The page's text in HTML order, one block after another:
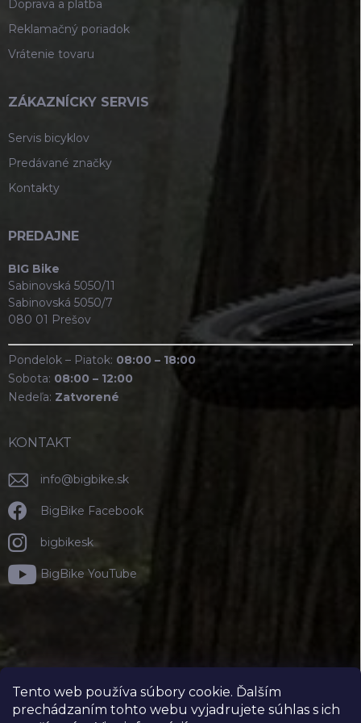
Tento web používa súbory cookie. Ďalším
prechádzaním tohto webu vyjadrujete súhlas s ich
Doprava a platba
Reklamačný poriadok
Vrátenie tovaru
ZÁKAZNÍCKY SERVIS
Servis bicyklov
Predávané značky
Kontakty
PREDAJNE
BIG Bike
Sabinovská 5050/11
Sabinovská 5050/7
080 01 Prešov
Pondelok – Piatok: 08:00 – 18:00
Sobota: 08:00 – 12:00
Nedeľa: Zatvorené
KONTAKT
info@bigbike.sk
BigBike Facebook
bigbikesk
BigBike YouTube